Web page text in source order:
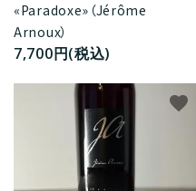
«Paradoxe»（Jérôme
Arnoux）
7,700円(税込)
favorite